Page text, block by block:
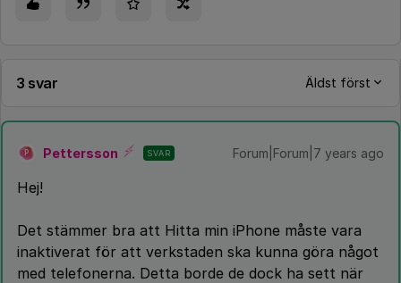
3 svar Äldst först
P Pettersson SVAR Forum|Forum|7 years ago
Hej!
Det stämmer bra att Hitta min iPhone måste vara
inaktiverat för att verkstaden ska kunna göra något
med telefonerna. Detta borde de dock ha sett när